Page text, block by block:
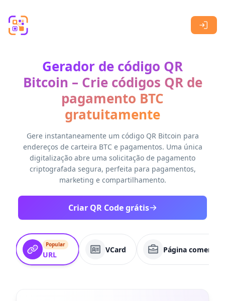
Gerador de código QR
Bitcoin – Crie códigos QR de
pagamento BTC
gratuitamente
Gere instantaneamente um código QR Bitcoin para
endereços de carteira BTC e pagamentos. Uma única
digitalização abre uma solicitação de pagamento
criptografada segura, perfeita para pagamentos,
marketing e compartilhamento.
Criar QR Code grátis
Popular
URL
VCard Página comercial